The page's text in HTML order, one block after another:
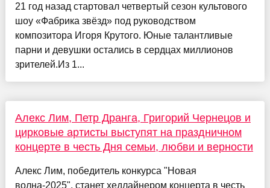
21 год назад стартовал четвертый сезон культового
шоу «Фабрика звёзд» под руководством
композитора Игоря Крутого. Юные талантливые
парни и девушки остались в сердцах миллионов
зрителей.Из 1...
Алекс Лим, Петр Дранга, Григорий Чернецов и
цирковые артисты выступят на праздничном
концерте в честь Дня семьи, любви и верности
Алекс Лим, победитель конкурса "Новая
волна-2025", станет хедлайнером концерта в честь